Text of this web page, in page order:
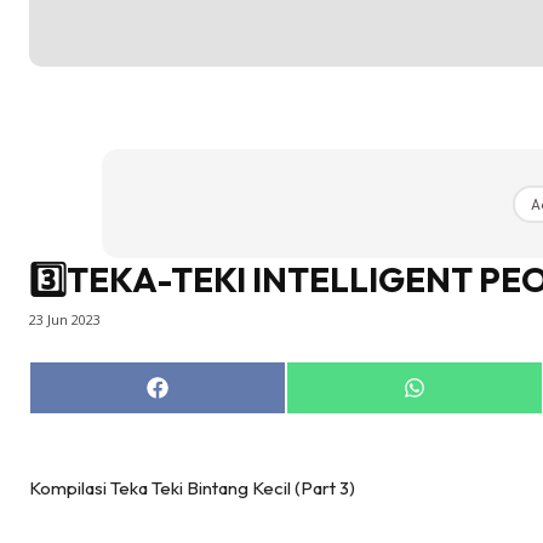
3️⃣TEKA-TEKI INTELLIGENT
23 Jun 2023
Share
on
Share
on
Kompilasi Teka Teki Bintang Kecil (Part 3)